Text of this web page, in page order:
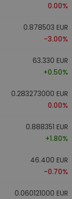
0.00%
0.878503 EUR
-3.00%
63.330 EUR
+0.50%
0.283273000 EUR
0.00%
0.888351 EUR
+1.80%
46.400 EUR
-0.70%
0.060121000 EUR